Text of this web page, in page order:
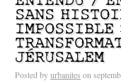
SANS
JÉRUSALEM
Posted byurbanites on